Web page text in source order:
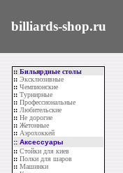
billiards-shop.ru
:: Бильярдные столы
:: Эксклюзивные
:: Чемпионские
:: Турнирные
:: Профессиональные
:: Любительские
:: Не дорогие
:: Жетонные
:: Аэрохоккей
:: Аксессуары
:: Стойки для киев
:: Полки для шаров
:: Машинки